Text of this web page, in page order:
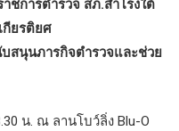
ชการตำรวจ สภ.สำโรงใต้
กียรติยศ
สนุนภารกิจตำรวจและช่วย
น. ณ ลานโบว์ลิ่ง Blu-O